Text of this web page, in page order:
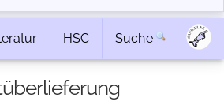
HSC Suche